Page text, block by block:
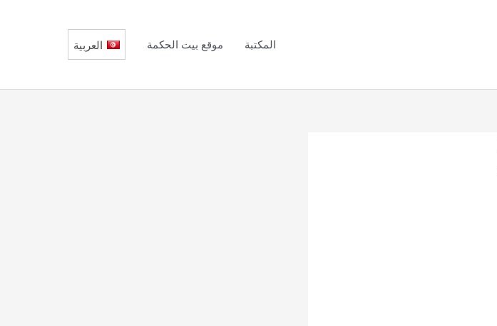
المكتبة موقع بيت الحكمة العربية